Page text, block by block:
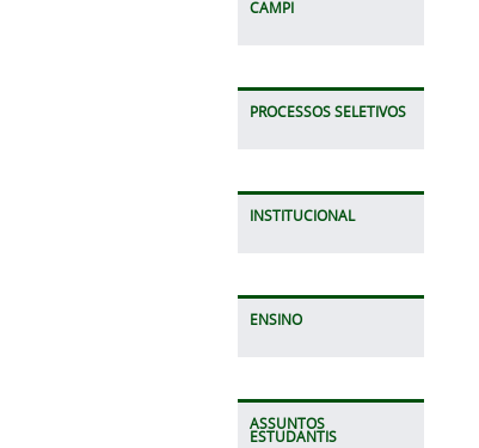
CAMPI
PROCESSOS SELETIVOS
INSTITUCIONAL
ENSINO
ASSUNTOS
ESTUDANTIS